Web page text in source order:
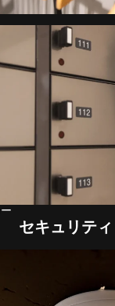
セキュリティ